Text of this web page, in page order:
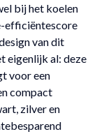
bij het koelen
efficiëntescore
van dit
eigenlijk al: deze
voor een
compact
zilver en